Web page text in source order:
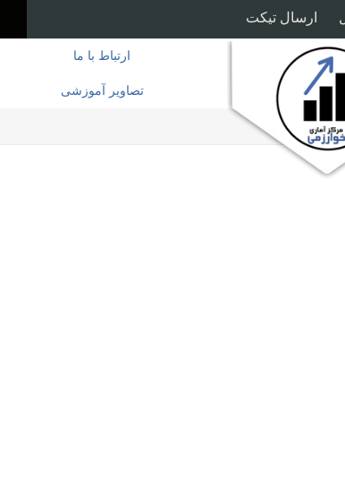
ارسال تیکت
ارتباط با ما
تصاویر آموزشی